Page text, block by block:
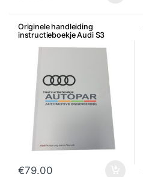
Originele handleiding
instructieboekje Audi S3
€79.00